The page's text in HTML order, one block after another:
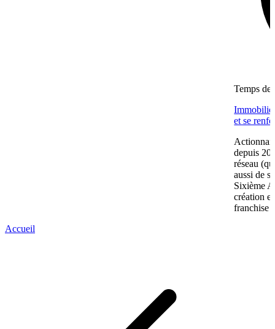
Temps de
et se
depuis
réseau
aussi de
Sixième
création
franchise
Accueil